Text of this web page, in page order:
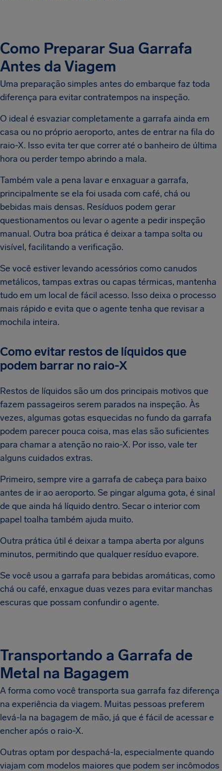
Como Preparar Sua Garrafa
Antes da Viagem
Uma preparação simples antes do embarque faz toda
diferença para evitar contratempos na inspeção.
O ideal é esvaziar completamente a garrafa ainda em
casa ou no próprio aeroporto, antes de entrar na fila do
raio-X. Isso evita ter que correr até o banheiro de última
hora ou perder tempo abrindo a mala.
Também vale a pena lavar e enxaguar a garrafa,
principalmente se ela foi usada com café, chá ou
bebidas mais densas. Resíduos podem gerar
questionamentos ou levar o agente a pedir inspeção
manual. Outra boa prática é deixar a tampa solta ou
visível, facilitando a verificação.
Se você estiver levando acessórios como canudos
metálicos, tampas extras ou capas térmicas, mantenha
tudo em um local de fácil acesso. Isso deixa o processo
mais rápido e evita que o agente tenha que revisar a
mochila inteira.
Como evitar restos de líquidos que
podem barrar no raio-X
Restos de líquidos são um dos principais motivos que
fazem passageiros serem parados na inspeção. Às
vezes, algumas gotas esquecidas no fundo da garrafa
podem parecer pouca coisa, mas elas são suficientes
para chamar a atenção no raio-X. Por isso, vale ter
alguns cuidados extras.
Primeiro, sempre vire a garrafa de cabeça para baixo
antes de ir ao aeroporto. Se pingar alguma gota, é sinal
de que ainda há líquido dentro. Secar o interior com
papel toalha também ajuda muito.
Outra prática útil é deixar a tampa aberta por alguns
minutos, permitindo que qualquer resíduo evapore.
Se você usou a garrafa para bebidas aromáticas, como
chá ou café, enxague duas vezes para evitar manchas
escuras que possam confundir o agente.
Transportando a Garrafa de
Metal na Bagagem
A forma como você transporta sua garrafa faz diferença
na experiência da viagem. Muitas pessoas preferem
levá-la na bagagem de mão, já que é fácil de acessar e
encher após o raio-X.
Outras optam por despachá-la, especialmente quando
viajam com modelos maiores que podem ser incômodos